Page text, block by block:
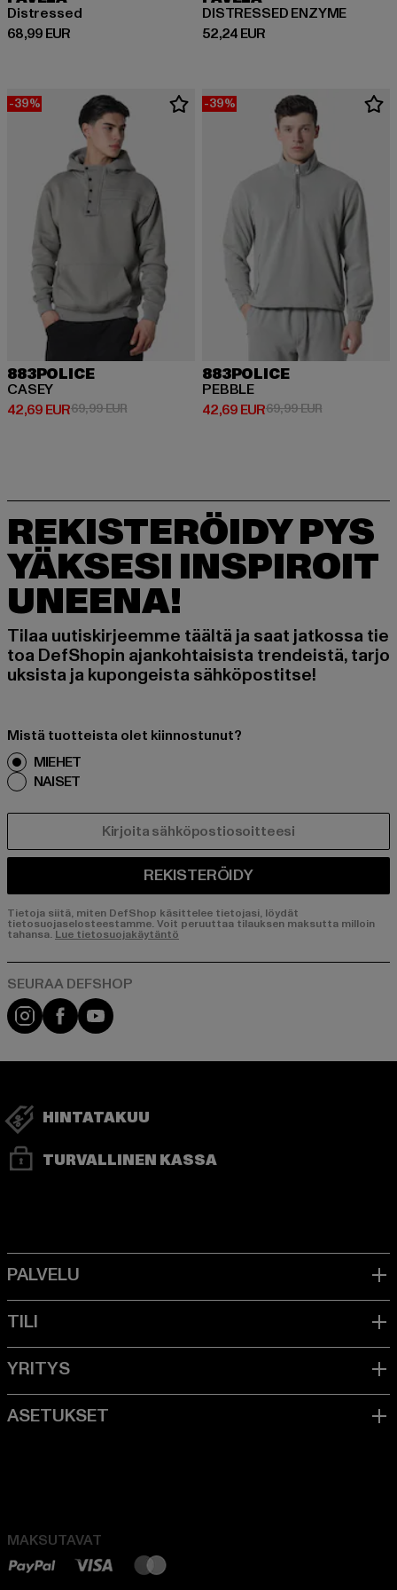
Distressed
68,99 EUR
Ajankohtainen hinta: 68,99 EUR
DISTRESSED ENZYME
52,24 EUR
Ajankohtainen hinta: 52,24 EUR
-39%
883POLICE
CASEY
42,69 EUR
Ajankohtainen hinta: 42,69 EUR
69,99 EURKampanjahinta: 69,99 EUR
-39%
883POLICE
PEBBLE
42,69 EUR
Ajankohtainen hinta: 42,69 EUR
69,99 EUR
REKISTERÖIDY PYS
YÄKSESI INSPIROIT
UNEENA!
Tilaa uutiskirjeemme täältä ja saat jatkossa tie
toa DefShopin ajankohtaisista trendeistä, tarjo
uksista ja kupongeista sähköpostitse!
Mistä tuotteista olet kiinnostunut?
MIEHET
NAISET
REKISTERÖIDY
Tietoja siitä, miten DefShop käsittelee tietojasi, löydät
tietosuojaselosteestamme. Voit peruuttaa tilauksen maksutta milloin
tahansa. Lue tietosuojakäytäntö
Visit our Instagram page:
Visit our Facebook page:
Visit our YouTube channel:
HINTATAKUU
TURVALLINEN KASSA
MAKSUTAVAT